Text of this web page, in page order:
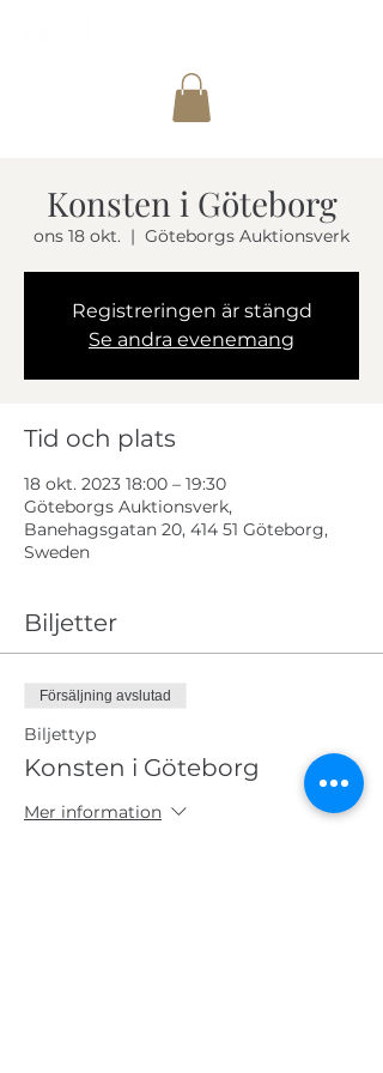
Konsten i Göteborg
ons 18 okt.
  |
Göteborgs Auktionsverk
Registreringen är stängd
Se andra evenemang
Tid och plats
18 okt. 2023 18:00 – 19:30
Göteborgs Auktionsverk,
Banehagsgatan 20, 414 51 Göteborg,
Sweden
Biljetter
Försäljning avslutad
Biljettyp
Konsten i Göteborg
Mer information